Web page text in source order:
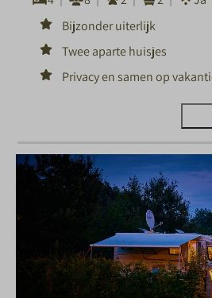
Bijzonder uiterlijk
Twee aparte huisjes
Privacy en samen op